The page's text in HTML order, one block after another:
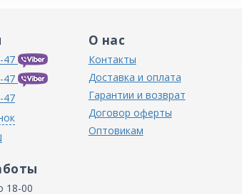
47
47
47
18-00
О нас
Контакты
Доставка и оплата
Гарантии и возврат
Договор оферты
Оптовикам